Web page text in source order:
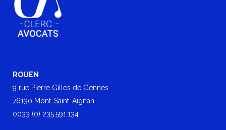
ROUEN
9 rue Pierre Gilles de Gennes
76130 Mont-Saint-Aignan
0033 (0) 235.591.134